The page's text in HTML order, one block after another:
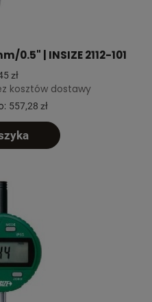
0.5" | INSIZE 2112-101
zł
kosztów dostawy
557,28 zł